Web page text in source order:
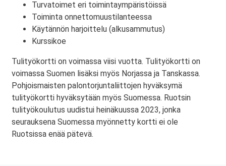
Turvatoimet eri toimintaympäristöissä
Toiminta onnettomuustilanteessa
Käytännön harjoittelu (alkusammutus)
Kurssikoe
Tulityökortti on voimassa viisi vuotta. Tulityökortti on
voimassa Suomen lisäksi myös Norjassa ja Tanskassa.
Pohjoismaisten palontorjuntaliittojen hyväksymä
tulityökortti hyväksytään myös Suomessa. Ruotsin
tulityökoulutus uudistui heinäkuussa 2023, jonka
seurauksena Suomessa myönnetty kortti ei ole
Ruotsissa enää pätevä.